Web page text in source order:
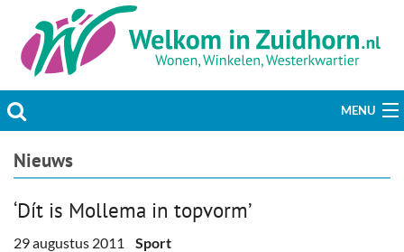
MENU
Actueel
Welzijn & Maatschappij
Nieuws
‘Dít is Mollema in topvorm’
29 augustus 2011 Sport